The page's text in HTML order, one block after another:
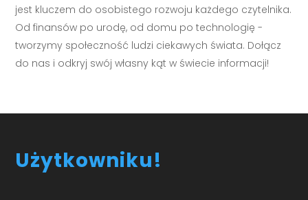
jest kluczem do osobistego rozwoju każdego czytelnika.
Od finansów po urodę, od domu po technologię -
tworzymy społeczność ludzi ciekawych świata. Dołącz
do nas i odkryj swój własny kąt w świecie informacji!
Użytkowniku!